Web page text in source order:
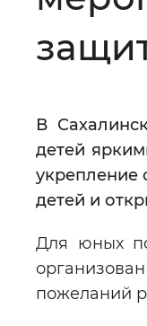
В
детей
укрепление
детей и
Для юных
пожеланий